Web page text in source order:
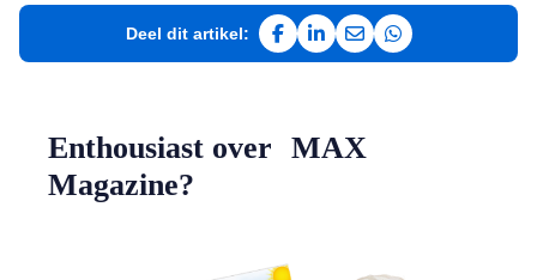
Deel dit artikel:
Deel op Facebook
Deel op LinkedIn
Deel via e-mail
Deel via
Enthousiast over MAX
Magazine?